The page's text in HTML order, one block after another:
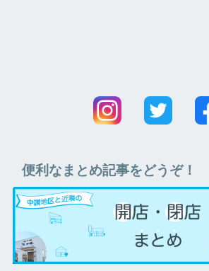
便利なまとめ記事をどうぞ！